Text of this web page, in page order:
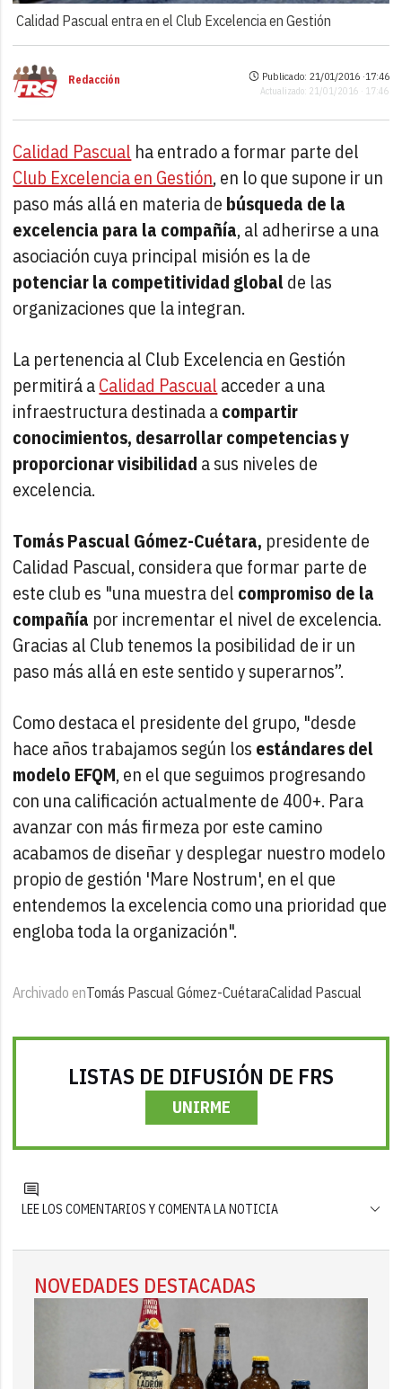
Calidad Pascual entra en el Club Excelencia en Gestión
Redacción Publicado: 21/01/2016 ·17:46
Actualizado: 21/01/2016 · 17:46
Calidad Pascual ha entrado a formar parte del
Club Excelencia en Gestión, en lo que supone ir un
paso más allá en materia de búsqueda de la
excelencia para la compañía, al adherirse a una
asociación cuya principal misión es la de
potenciar la competitividad globalde las
organizaciones que la integran.
La pertenencia al Club Excelencia en Gestión
permitirá aCalidad Pascual acceder a una
infraestructura destinada acompartir
conocimientos, desarrollar competencias y
proporcionar visibilidad a sus niveles de
excelencia.
Tomás Pascual Gómez-Cuétara, presidente de
Calidad Pascual, considera que formar parte de
este club es "una muestra del compromiso de la
compañía por incrementar el nivel de excelencia.
Gracias al Club tenemos la posibilidad de ir un
paso más allá en este sentido y superarnos”.
Como destaca el presidente del grupo, "desde
hace años trabajamos según los estándares del
modelo EFQM, en el que seguimos progresando
con una calificación actualmente de 400+. Para
avanzar con más firmeza por este camino
acabamos de diseñar y desplegar nuestro modelo
propio de gestión 'Mare Nostrum', en el que
entendemos la excelencia como una prioridad que
engloba toda la organización".
Archivado enTomás Pascual Gómez-CuétaraCalidad Pascual
LISTAS DE DIFUSIÓN DE FRS
UNIRME
LEE LOS COMENTARIOS Y COMENTA LA NOTICIA
NOVEDADES DESTACADAS